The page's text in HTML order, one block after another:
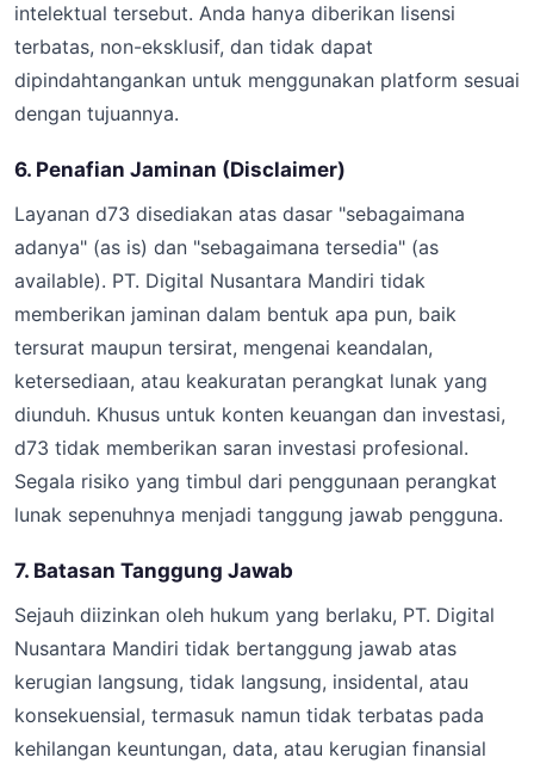
intelektual tersebut. Anda hanya diberikan lisensi
terbatas, non-eksklusif, dan tidak dapat
dipindahtangankan untuk menggunakan platform sesuai
dengan tujuannya.
6. Penafian Jaminan (Disclaimer)
Layanan d73 disediakan atas dasar "sebagaimana
adanya" (as is) dan "sebagaimana tersedia" (as
available). PT. Digital Nusantara Mandiri tidak
memberikan jaminan dalam bentuk apa pun, baik
tersurat maupun tersirat, mengenai keandalan,
ketersediaan, atau keakuratan perangkat lunak yang
diunduh. Khusus untuk konten keuangan dan investasi,
d73 tidak memberikan saran investasi profesional.
Segala risiko yang timbul dari penggunaan perangkat
lunak sepenuhnya menjadi tanggung jawab pengguna.
7. Batasan Tanggung Jawab
Sejauh diizinkan oleh hukum yang berlaku, PT. Digital
Nusantara Mandiri tidak bertanggung jawab atas
kerugian langsung, tidak langsung, insidental, atau
konsekuensial, termasuk namun tidak terbatas pada
kehilangan keuntungan, data, atau kerugian finansial